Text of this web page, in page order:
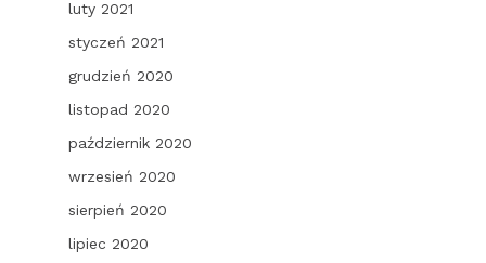
luty 2021
styczeń 2021
grudzień 2020
listopad 2020
październik 2020
wrzesień 2020
sierpień 2020
lipiec 2020